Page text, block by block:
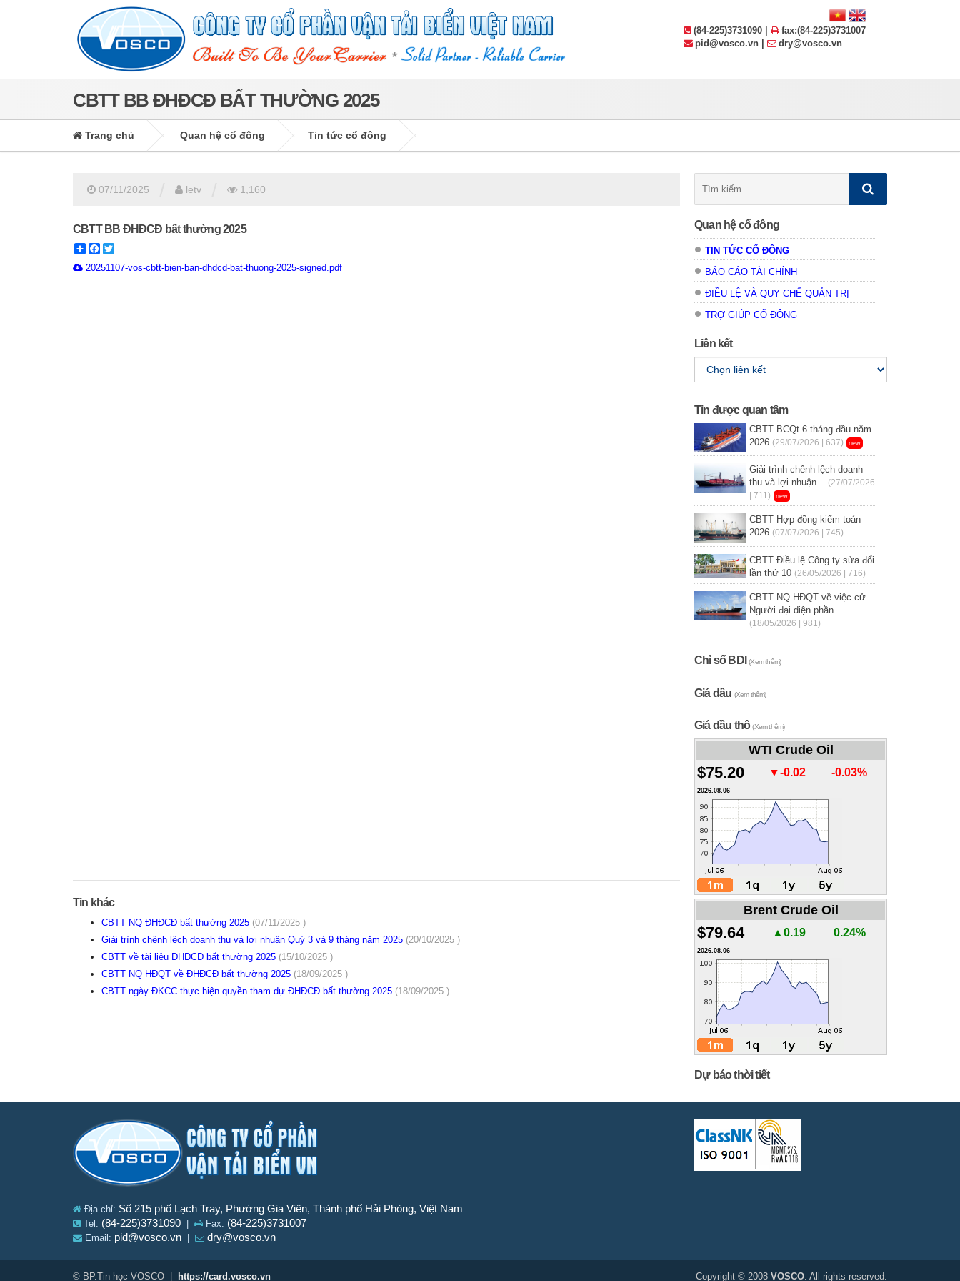
(84-225)3731090 |
fax:(84-225)3731007
pid@vosco.vn |
dry@vosco.vn
CBTT BB ĐHĐCĐ BẤT THƯỜNG 2025
Trang chủ Quan hệ cổ đông Tin tức cổ đông
07/11/2025 letv 1,160
CBTT BB ĐHĐCĐ bất thường 2025
ShareFacebook
20251107-vos-cbtt-bien-ban-dhdcd-bat-thuong-2025-signed.pdf
Tin khác
CBTT NQ ĐHĐCĐ bất thường 2025 (07/11/2025 )
Giải trình chênh lệch doanh thu và lợi nhuận Quý 3 và 9 tháng năm 2025 (20/10/2025 )
CBTT về tài liệu ĐHĐCĐ bất thường 2025 (15/10/2025 )
CBTT NQ HĐQT về ĐHĐCĐ bất thường 2025 (18/09/2025 )
CBTT ngày ĐKCC thực hiện quyền tham dự ĐHĐCĐ bất thường 2025 (18/09/2025 )
kiếm:
Quan hệ cổ đông
TIN TỨC CỔ ĐÔNG
BÁO CÁO TÀI CHÍNH
ĐIỀU LỆ VÀ QUY CHẾ QUẢN TRỊ
TRỢ GIÚP CỔ ĐÔNG
Liên kết
Tin được quan tâm
CBTT BCQt 6 tháng đầu năm
2026 (29/07/2026 | 637) new
Giải trình chênh lệch doanh
thu và lợi nhuận... (27/07/2026
| 711)
new
CBTT Hợp đồng kiểm toán
2026 (07/07/2026 | 745)
CBTT Điều lệ Công ty sửa đổi
lần thứ 10 (26/05/2026 | 716)
CBTT NQ HĐQT về việc cử
Người đại diện phần...
(18/05/2026 | 981)
Chỉ số BDI(Xem thêm)
Giá dầu (Xem thêm)
Giá dầu thô(Xem thêm)
WTI Crude Oil
$75.20 ▼-0.02 -0.03%
2026.08.06
Brent Crude Oil
$79.64 ▲0.19 0.24%
2026.08.06
Dự báo thời tiết
Địa chỉ: Số 215 phố Lạch Tray, Phường Gia Viên, Thành phố Hải Phòng, Việt Nam
Tel: (84-225)3731090 Fax: (84-225)3731007
Email: pid@vosco.vn dry@vosco.vn
© BP.Tin học VOSCO | https://card.vosco.vn Copyright © 2008 VOSCO . All rights reserved.